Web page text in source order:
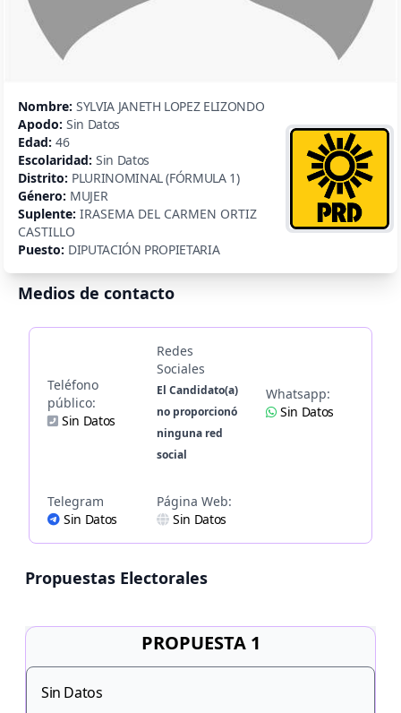
Nombre: SYLVIA JANETH LOPEZ ELIZONDO
Apodo: Sin Datos
Edad: 46
Escolaridad: Sin Datos
Distrito: PLURINOMINAL (FÓRMULA 1)
Género: MUJER
Suplente: IRASEMA DEL CARMEN ORTIZ
CASTILLO
Puesto: DIPUTACIÓN PROPIETARIA
Medios de contacto
Teléfono
público:
Sin Datos
Redes
Sociales
El Candidato(a)
no proporcionó
ninguna red
social
Whatsapp:
Sin Datos
Telegram
Sin Datos
Página Web:
Sin Datos
Propuestas Electorales
PROPUESTA 1
Sin Datos